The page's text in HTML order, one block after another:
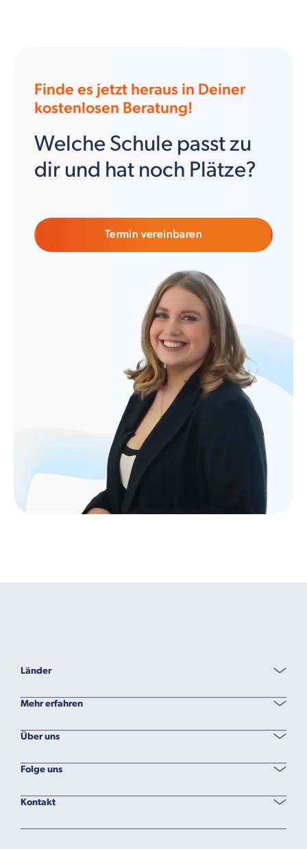
Finde es jetzt heraus in Deiner
kostenlosen Beratung!
Welche Schule passt zu
dir und hat noch Plätze?
Termin vereinbaren
Länder
Mehr erfahren
Über uns
Folge uns
Kontakt